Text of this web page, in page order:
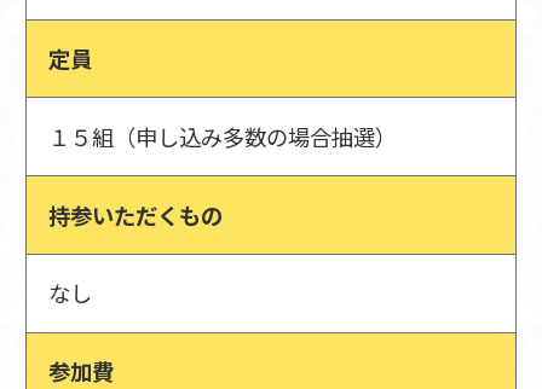
定員
１５組（申し込み多数の場合抽選）
持参いただくもの
なし
参加費